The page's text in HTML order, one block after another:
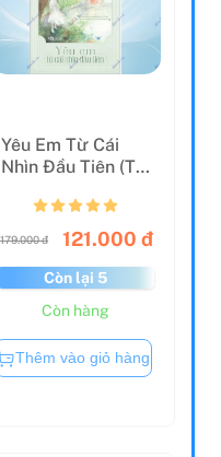
Yêu Em Từ Cái
Nhìn Đầu Tiên (Tái
179.000 đ 121.000 đ
Còn lại 5
Còn hàng
Thêm vào giỏ hàng